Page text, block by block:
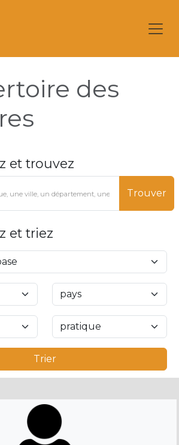
des
et trouvez
Trouver
et triez
Trier